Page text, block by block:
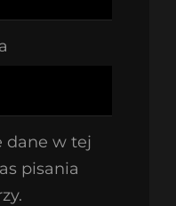
dane w tej
pisania